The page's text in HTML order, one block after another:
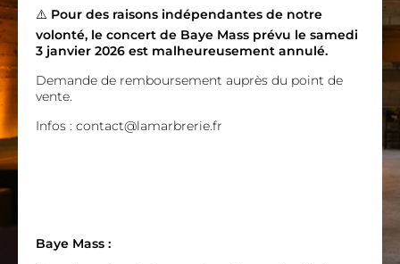
⚠️ Pour des raisons indépendantes de notre
volonté, le concert de Baye Mass prévu le samedi
3 janvier 2026 est malheureusement annulé.
Demande de remboursement auprès du point de
vente.
Infos : contact@lamarbrerie.fr
Baye Mass :